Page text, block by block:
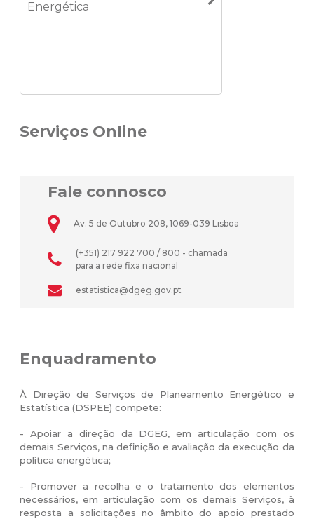
Energética
Serviços Online
Fale connosco
Av. 5 de Outubro 208, 1069-039 Lisboa
(+351) 217 922 700 / 800 - chamada
para a rede fixa nacional
estatistica@dgeg.gov.pt
Enquadramento
À Direção de Serviços de Planeamento Energético e
Estatística (DSPEE) compete:
- Apoiar a direção da DGEG, em articulação com os
demais Serviços, na definição e avaliação da execução da
política energética;
- Promover a recolha e o tratamento dos elementos
necessários, em articulação com os demais Serviços, à
resposta a solicitações no âmbito do apoio prestado